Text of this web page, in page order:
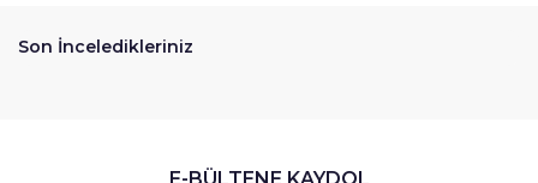
Son İnceledikleriniz